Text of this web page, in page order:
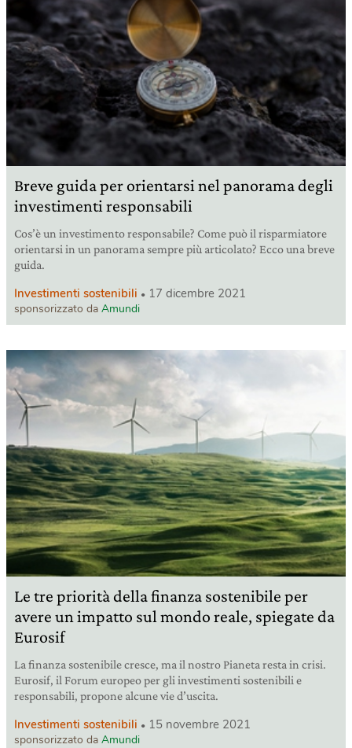
Breve guida per orientarsi nel panorama degli
investimenti responsabili
Cos’è un investimento responsabile? Come può il risparmiatore
orientarsi in un panorama sempre più articolato? Ecco una breve
guida.
Investimenti sostenibili 17 dicembre 2021
sponsorizzato da Amundi
Le tre priorità della finanza sostenibile per
avere un impatto sul mondo reale, spiegate da
Eurosif
La finanza sostenibile cresce, ma il nostro Pianeta resta in crisi.
Eurosif, il Forum europeo per gli investimenti sostenibili e
responsabili, propone alcune vie d’uscita.
Investimenti sostenibili 15 novembre 2021
sponsorizzato da Amundi